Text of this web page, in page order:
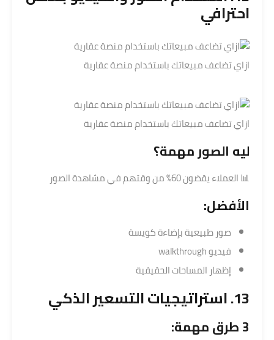
احترافي
ازاي تضاعف مبيعاتك باستخدام منصة عقارية
ازاي تضاعف مبيعاتك باستخدام منصة عقارية
ليه الصور مهمة؟
📊 العملاء يقضون 60% من وقتهم في مشاهدة الصور
الأفضل:
صور طبيعية بإضاءة كويسة
فيديو walkthrough
إظهار المساحات الحقيقية
13. استراتيجيات التسعير الذكي
3 طرق مهمة: